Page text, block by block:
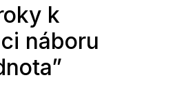
k
náboru